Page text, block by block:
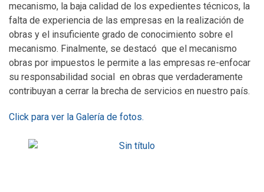
mecanismo, la baja calidad de los expedientes técnicos, la
falta de experiencia de las empresas en la realización de
obras y el insuficiente grado de conocimiento sobre el
mecanismo. Finalmente, se destacó que el mecanismo
obras por impuestos le permite a las empresas re-enfocar
su responsabilidad social en obras que verdaderamente
contribuyan a cerrar la brecha de servicios en nuestro país.
Click para ver la Galería de fotos.